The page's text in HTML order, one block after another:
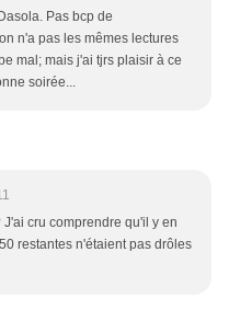
Pas bcp de
n'a pas les mêmes lectures
mal; mais j'ai tjrs plaisir à ce
soirée...
cru comprendre qu'il y en
restantes n'étaient pas drôles